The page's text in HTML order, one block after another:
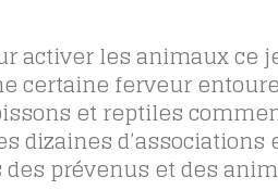
activer les animaux ce
certaine ferveur
et reptiles
dizaines d’associations
prévenus et des